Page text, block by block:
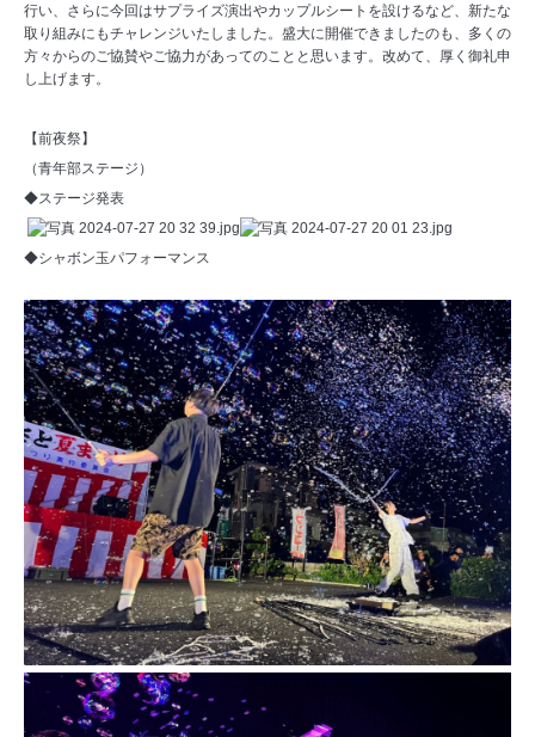
行い、さらに今回はサプライズ演出やカップルシートを設けるなど、新たな
取り組みにもチャレンジいたしました。盛大に開催できましたのも、多くの
方々からのご協賛やご協力があってのことと思います。改めて、厚く御礼申
し上げます。
【前夜祭】
（青年部ステージ）
◆ステージ発表
◆シャボン玉パフォーマンス